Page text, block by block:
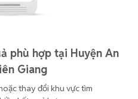
phù hợp tại Huyện An
Giang
thay đổi khu vực tìm